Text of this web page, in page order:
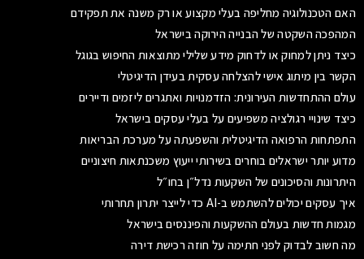
האם הטכנולוגיה מחליפה בעלי מקצוע או רק משנה את תפקידם
המהפכה השקטה של הבנייה הירוקה בישראל
כיצד ניתן למחוק או לדחוק מידע שלילי מתוצאות החיפוש בגוגל
הקשר בין מיתוג אישי להצלחה עסקית בעידן הדיגיטלי
עולם ההתחדשות העירונית: הזדמנויות ואתגרים ליזמים ודיירים
כיצד שינויי רגולציה משפיעים על בעלי עסקים בישראל
התפתחות הרפואה הדיגיטלית והשפעתה על מערכת הבריאות
מדוע יותר ישראלים בוחרים בשירותי ייעוץ משכנתאות חיצוניים
היתרונות והסיכונים של השקעות נדל״ן בחו״ל
איך עסקים יכולים להשתמש ב-AI כדי לייצר יתרון תחרותי
מגמות חדשות בעולם ההשקעות והפיננסים בישראל
מה חשוב לבדוק לפני חתימה על חוזה רכישת דירה